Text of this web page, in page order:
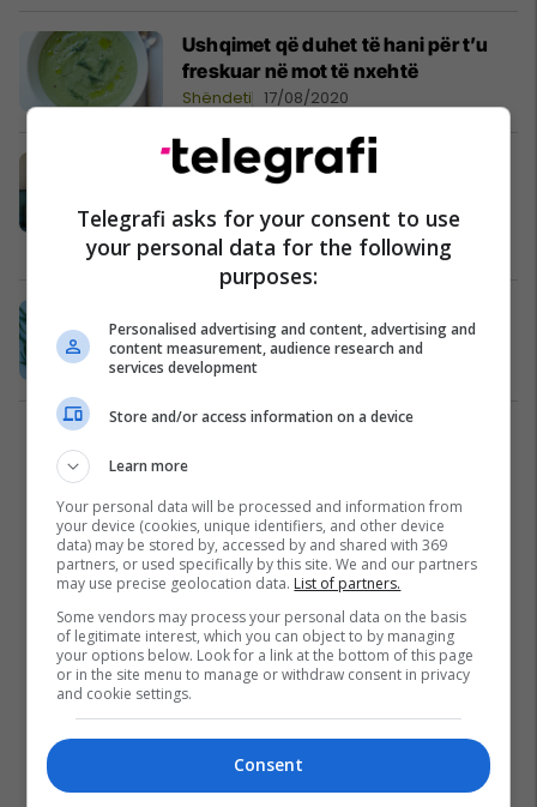
Ushqimet që duhet të hani për t’u
freskuar në mot të nxehtë
Shëndeti 17/08/2020
Ky artikull përmirëson shikimin,
rregullon shtypjen e gjakut dhe
tretjen
Të njohim produktet 10/08/2020
mënyra e duhur e përdorimit të tyre
Të njohim produktet
Telegrafi asks for your consent to use
your personal data for the following
purposes:
Personalised advertising and content, advertising and
content measurement, audience research and
services development
Store and/or access information on a device
Learn more
Your personal data will be processed and information from
your device (cookies, unique identifiers, and other device
data) may be stored by, accessed by and shared with 369
partners, or used specifically by this site. We and our partners
may use precise geolocation data. List of partners.
Some vendors may process your personal data on the basis
of legitimate interest, which you can object to by managing
your options below. Look for a link at the bottom of this page
or in the site menu to manage or withdraw consent in privacy
and cookie settings.
Consent